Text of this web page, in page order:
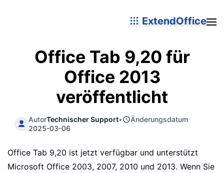
ExtendOffice
Office Tab 9,20 für
Office 2013
veröffentlicht
AutorTechnischer Support•
Änderungsdatum
2025-03-06
Office Tab 9,20 ist jetzt verfügbar und unterstützt
Microsoft Office 2003, 2007, 2010 und 2013. Wenn Sie